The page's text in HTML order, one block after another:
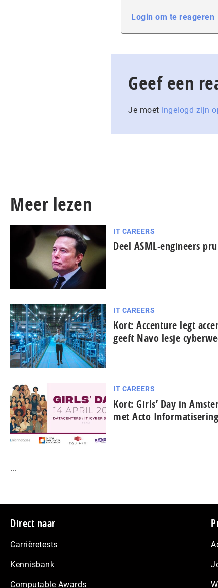
Login om te reageren
Geef een
Je moet ingelogd zijn
Meer lezen
IT CAREERS
Deel ASML-engineers
IT CAREERS
Kort: Accenture legt
geeft Navo lesje
IT CAREERS
Kort: Girls’ Day in
met Acto
...
Footer
Direct naar
Carrièretests
Kennisbank
Computable Awards